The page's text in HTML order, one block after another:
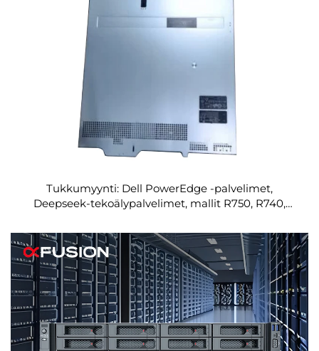
Tukkumyynti: Dell PowerEdge -palvelimet,
Deepseek-tekoälypalvelimet, mallit R750, R740,
R630, R650, R640 ja R350